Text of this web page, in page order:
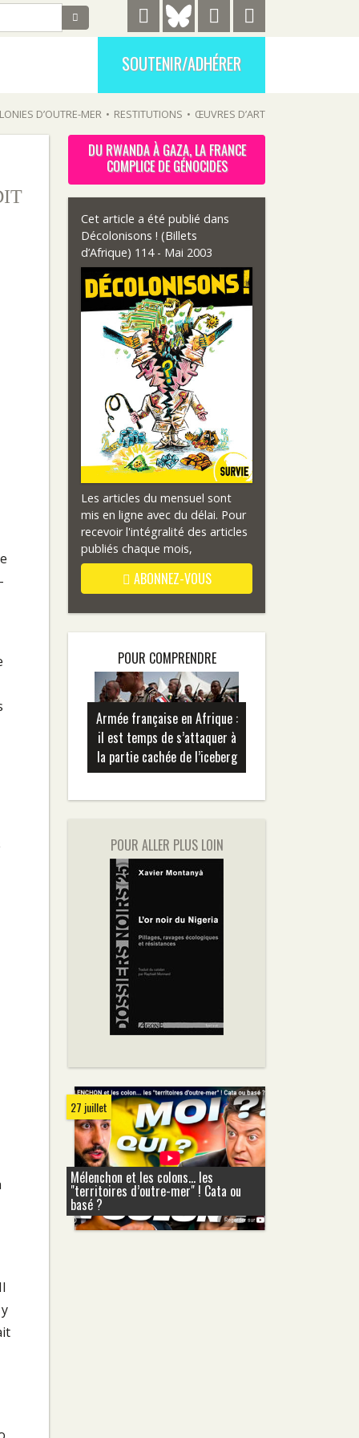
SOUTENIR/ADHÉRER
D’OUTRE-MER • RESTITUTIONS • ŒUVRES D’ART
DU RWANDA À GAZA, LA FRANCE
COMPLICE DE GÉNOCIDES
Cet article a été publié dans
Décolonisons ! (Billets
d’Afrique) 114 - Mai 2003
Les articles du mensuel sont
mis en ligne avec du délai. Pour
recevoir l'intégralité des articles
publiés chaque mois,
ABONNEZ-VOUS
POUR COMPRENDRE
Armée française en Afrique :
il est temps de s’attaquer à
la partie cachée de l’iceberg
POUR ALLER PLUS LOIN
27 juillet
Mélenchon et les colons... les
"territoires d’outre-mer" ! Cata ou
basé ?